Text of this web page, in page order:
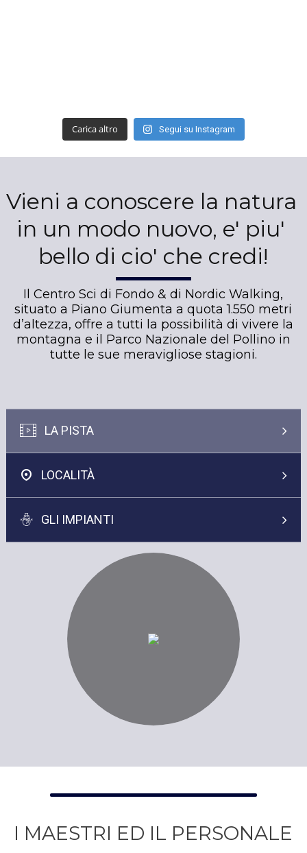
Carica altro Segui su Instagram
Vieni a conoscere la natura
in un modo nuovo, e' piu'
bello di cio' che credi!
Il Centro Sci di Fondo & di Nordic Walking,
situato a Piano Giumenta a quota 1.550 metri
d’altezza, offre a tutti la possibilità di vivere la
montagna e il Parco Nazionale del Pollino in
tutte le sue meravigliose stagioni.
LA PISTA
LOCALITÀ
GLI IMPIANTI
I MAESTRI ED IL PERSONALE